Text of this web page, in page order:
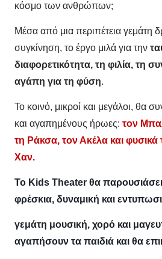
κόσμο των ανθρώπων;
Μέσα από μια περιπέτεια γεμάτη
συγκίνηση, το έργο μιλά για την
διαφορετικότητα, τη φιλία, τη
αγάπη για τη φύση.
Το κοινό, μικροί και μεγάλοι, θα
και αγαπημένους ήρωες: τον
τη Ράκσα, τον Ακέλα και φυσικά
Χαν.
Το Kids Theater θα
φρέσκια, δυναμική και
γεμάτη μουσική, χορό και
αγαπήσουν τα παιδιά και θα